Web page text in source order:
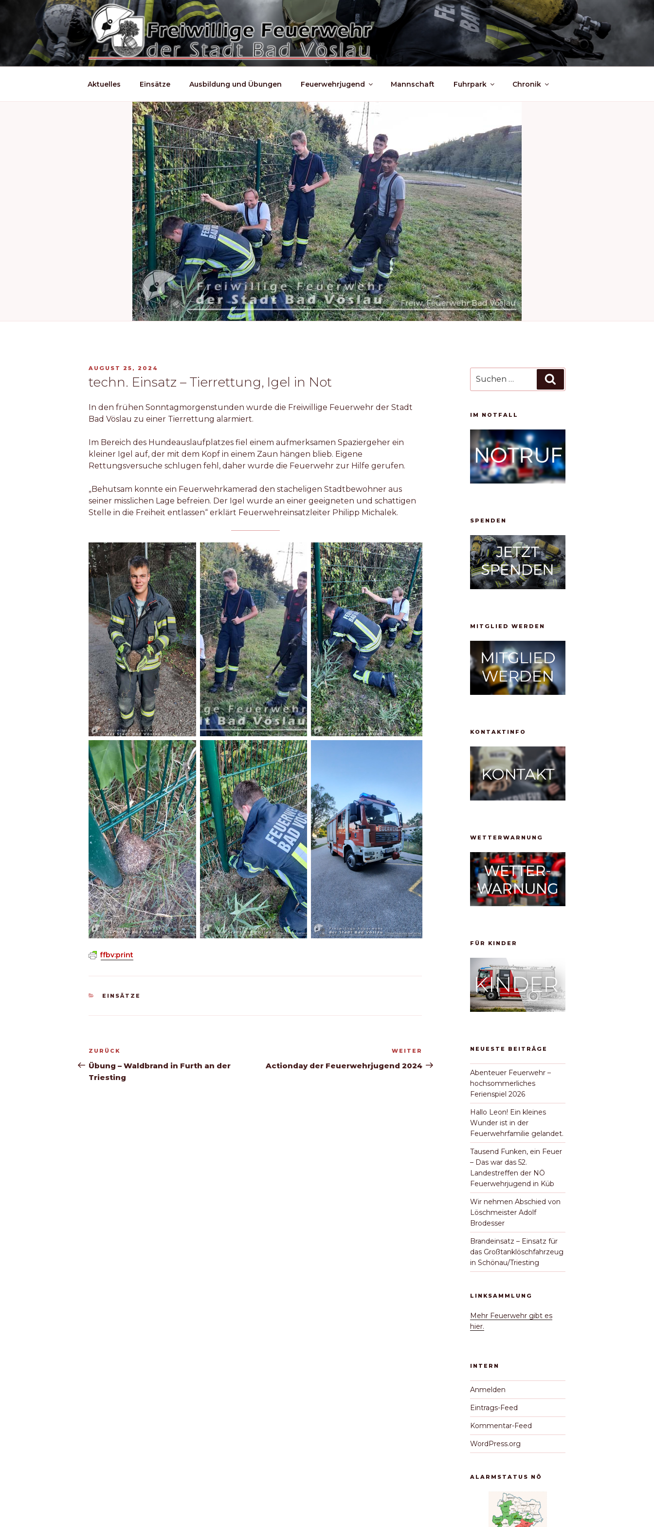
Aktuelles Einsätze Ausbildung und Übungen Feuerwehrjugend Mannschaft Fuhrpark Chronik
VERÖFFENTLICHT
AUGUST 25, 2024
techn. Einsatz – Tierrettung, Igel in Not
In den frühen Sonntagmorgenstunden wurde die Freiwillige Feuerwehr der Stadt
Bad Vöslau zu einer Tierrettung alarmiert.
Im Bereich des Hundeauslaufplatzes fiel einem aufmerksamen Spaziergeher ein
kleiner Igel auf, der mit dem Kopf in einem Zaun hängen blieb. Eigene
Rettungsversuche schlugen fehl, daher wurde die Feuerwehr zur Hilfe gerufen.
„Behutsam konnte ein Feuerwehrkamerad den stacheligen Stadtbewohner aus
seiner misslichen Lage befreien. Der Igel wurde an einer geeigneten und schattigen
Stelle in die Freiheit entlassen“ erklärt Feuerwehreinsatzleiter Philipp Michalek.
ffbv:print
KATEGORIEN
EINSÄTZE
Beitragsnavigation
Vorheriger
Beitrag
ZURÜCK
Übung – Waldbrand in Furth an der
Triesting
Beitrag
WEITER
Actionday der Feuerwehrjugend 2024
nach:
IM NOTFALL
SPENDEN
MITGLIED WERDEN
KONTAKTINFO
WETTERWARNUNG
FÜR KINDER
NEUESTE BEITRÄGE
Abenteuer Feuerwehr –
hochsommerliches
Ferienspiel 2026
Hallo Leon! Ein kleines
Wunder ist in der
Feuerwehrfamilie gelandet.
Tausend Funken, ein Feuer
– Das war das 52.
Landestreffen der NÖ
Feuerwehrjugend in Küb
Wir nehmen Abschied von
Löschmeister Adolf
Brodesser
Brandeinsatz – Einsatz für
das Großtanklöschfahrzeug
in Schönau/Triesting
LINKSAMMLUNG
Mehr Feuerwehr gibt es
hier.
INTERN
Anmelden
Eintrags-Feed
Kommentar-Feed
WordPress.org
ALARMSTATUS NÖ